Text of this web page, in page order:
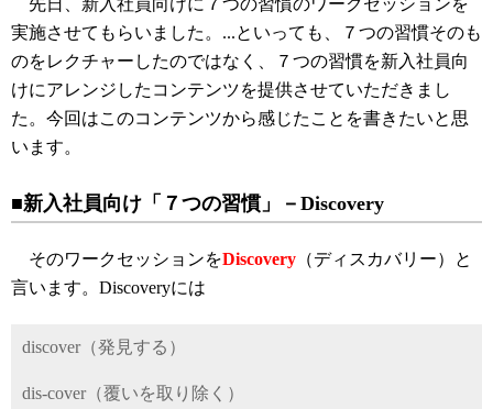
先日、新入社員向けに７つの習慣のワークセッションを
実施させてもらいました。...といっても、７つの習慣そのも
のをレクチャーしたのではなく、７つの習慣を新入社員向
けにアレンジしたコンテンツを提供させていただきまし
た。今回はこのコンテンツから感じたことを書きたいと思
います。
■新入社員向け「７つの習慣」－Discovery
そのワークセッションをDiscovery （ディスカバリー）と
言います。Discoveryには
discover（発見する）
dis-cover（覆いを取り除く）